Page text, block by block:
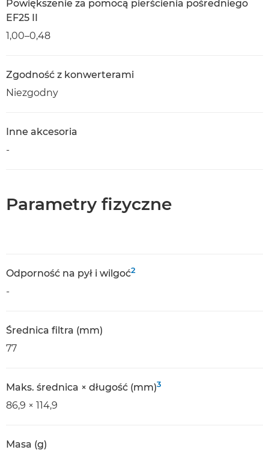
Powiększenie za pomocą pierścienia pośredniego
EF25 II
1,00–0,48
Zgodność z konwerterami
Niezgodny
Inne akcesoria
-
Parametry fizyczne
Odporność na pył i wilgoć2
-
Średnica filtra (mm)
77
Maks. średnica × długość (mm)3
86,9 × 114,9
Masa (g)